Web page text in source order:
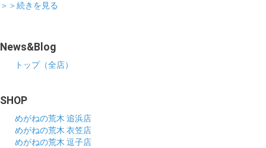
＞＞続きを見る
News&Blog
トップ（全店）
SHOP
めがねの荒木 追浜店
めがねの荒木 衣笠店
めがねの荒木 逗子店